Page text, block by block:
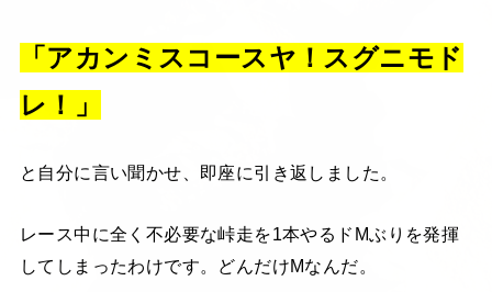
「アカンミスコースヤ！スグニモド
レ！」
と自分に言い聞かせ、即座に引き返しました。
レース中に全く不必要な峠走を1本やるドMぶりを発揮
してしまったわけです。どんだけMなんだ。